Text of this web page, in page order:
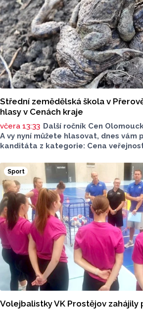
Střední zemědělská škola v
hlasy v Cenách kraje
včera 13:33 Další ročník Cen
A vy nyní můžete hlasovat, dnes vám
kanditáta z kategorie: Cena
v Přerově, která má nominaci v
v ochraně životního prostředí -
Sport
Volejbalistky VK Prostějov zahájily